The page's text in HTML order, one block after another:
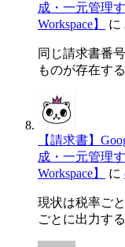
成・一元管理
Workspace】
に
同じ請求書番
ものが存在す
【請求書】
成・一元管理
Workspace】
に
現状は税率ご
ごとに出力す